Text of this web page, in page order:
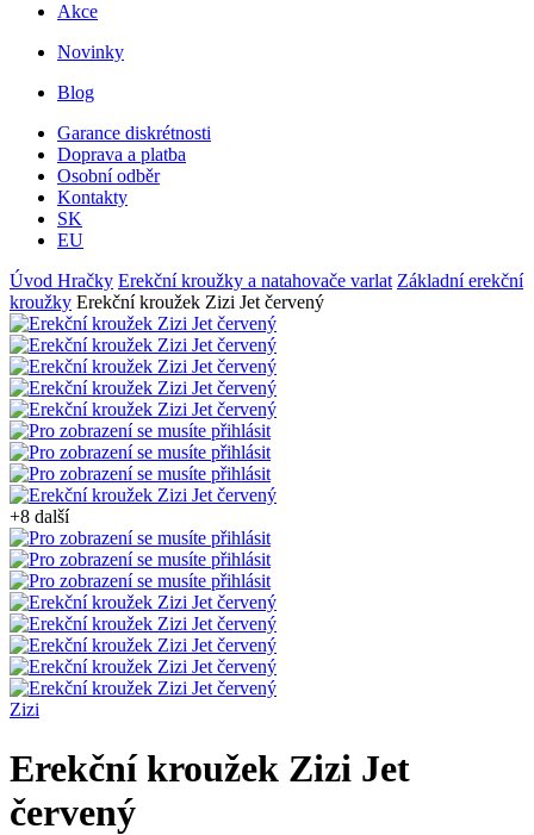
Akce
Novinky
Blog
Garance diskrétnosti
Doprava a platba
Osobní odběr
Kontakty
SK
EU
Úvod Hračky Erekční kroužky a natahovače varlat Základní erekční
kroužky Erekční kroužek Zizi Jet červený
+8 další
Zizi
Erekční kroužek Zizi Jet
červený